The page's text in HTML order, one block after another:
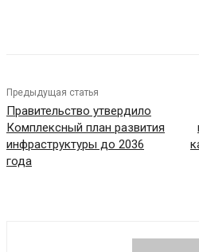
Предыдущая статья
Правительство утвердило
Комплексный план развития
инфраструктуры до 2036
года